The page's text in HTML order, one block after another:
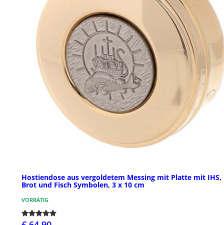
Hostiendose aus vergoldetem Messing mit Platte mit IHS,
Brot und Fisch Symbolen, 3 x 10 cm
VORRÄTIG